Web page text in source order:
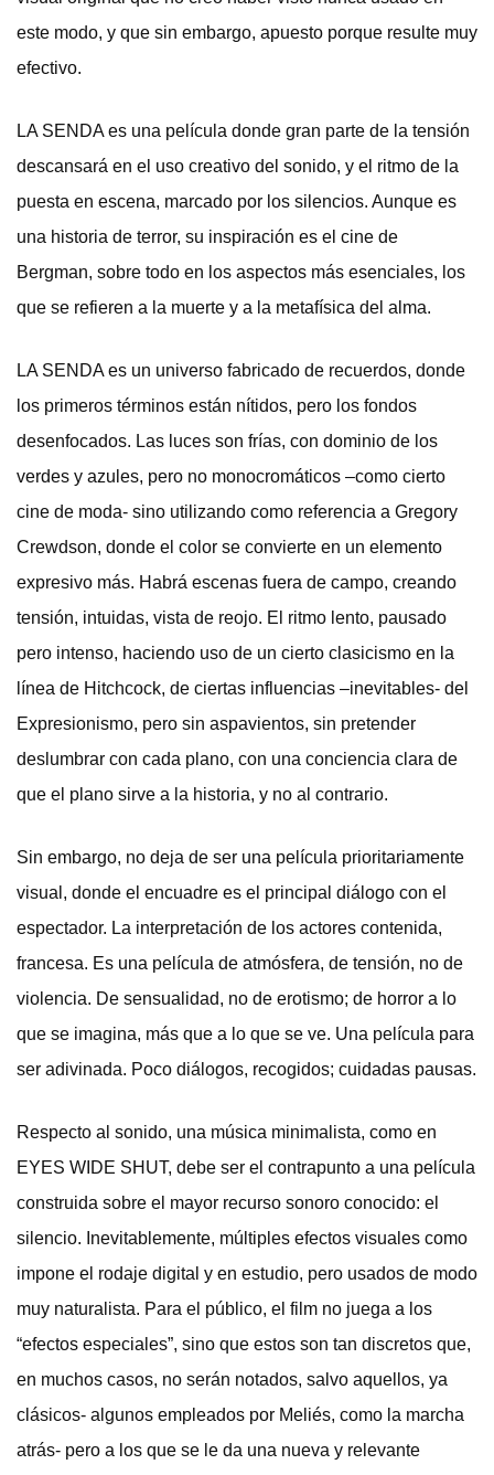
este modo, y que sin embargo, apuesto porque resulte muy
efectivo.
LA SENDA es una película donde gran parte de la tensión
descansará en el uso creativo del sonido, y el ritmo de la
puesta en escena, marcado por los silencios. Aunque es
una historia de terror, su inspiración es el cine de
Bergman, sobre todo en los aspectos más esenciales, los
que se refieren a la muerte y a la metafísica del alma.
LA SENDA es un universo fabricado de recuerdos, donde
los primeros términos están nítidos, pero los fondos
desenfocados. Las luces son frías, con dominio de los
verdes y azules, pero no monocromáticos –como cierto
cine de moda- sino utilizando como referencia a Gregory
Crewdson, donde el color se convierte en un elemento
expresivo más. Habrá escenas fuera de campo, creando
tensión, intuidas, vista de reojo. El ritmo lento, pausado
pero intenso, haciendo uso de un cierto clasicismo en la
línea de Hitchcock, de ciertas influencias –inevitables- del
Expresionismo, pero sin aspavientos, sin pretender
deslumbrar con cada plano, con una conciencia clara de
que el plano sirve a la historia, y no al contrario.
Sin embargo, no deja de ser una película prioritariamente
visual, donde el encuadre es el principal diálogo con el
espectador. La interpretación de los actores contenida,
francesa. Es una película de atmósfera, de tensión, no de
violencia. De sensualidad, no de erotismo; de horror a lo
que se imagina, más que a lo que se ve. Una película para
ser adivinada. Poco diálogos, recogidos; cuidadas pausas.
Respecto al sonido, una música minimalista, como en
EYES WIDE SHUT, debe ser el contrapunto a una película
construida sobre el mayor recurso sonoro conocido: el
silencio. Inevitablemente, múltiples efectos visuales como
impone el rodaje digital y en estudio, pero usados de modo
muy naturalista. Para el público, el film no juega a los
“efectos especiales”, sino que estos son tan discretos que,
en muchos casos, no serán notados, salvo aquellos, ya
clásicos- algunos empleados por Meliés, como la marcha
atrás- pero a los que se le da una nueva y relevante